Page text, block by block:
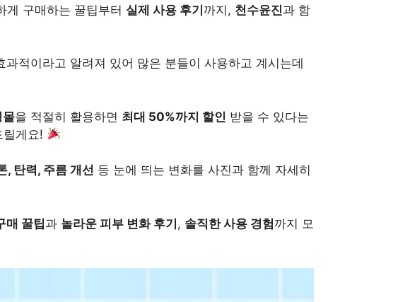
게 구매하는 꿀팁부터 실제 사용 후기까지, 천수윤진과 함
과적이라고 알려져 있어 많은 분들이 사용하고 계시는데
몰을 적절히 활용하면 최대 50%까지 할인 받을 수 있다는
릴게요!
, 탄력, 주름 개선 등 눈에 띄는 변화를 사진과 함께 자세히
매 꿀팁과 놀라운 피부 변화 후기, 솔직한 사용 경험까지 모